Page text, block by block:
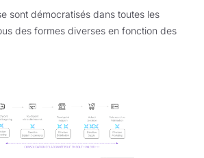
sont démocratisés dans toutes les
des formes diverses en fonction des